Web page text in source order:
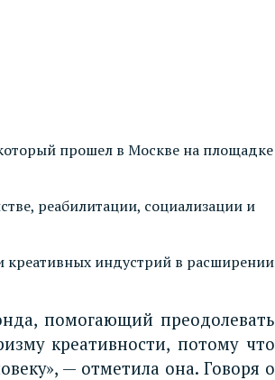
прошел в Москве на площадке
реабилитации, социализации и
креативных индустрий в расширении
помогающий преодолевать
креативности, потому что
— отметила она. Говоря о